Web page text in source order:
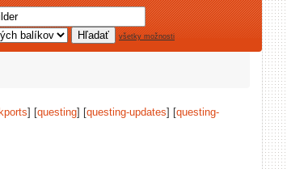
všetky možnosti
] [questing] [questing-updates] [questing-